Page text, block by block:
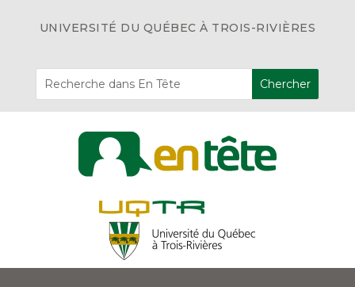
UNIVERSITÉ DU QUÉBEC À TROIS-RIVIÈRES